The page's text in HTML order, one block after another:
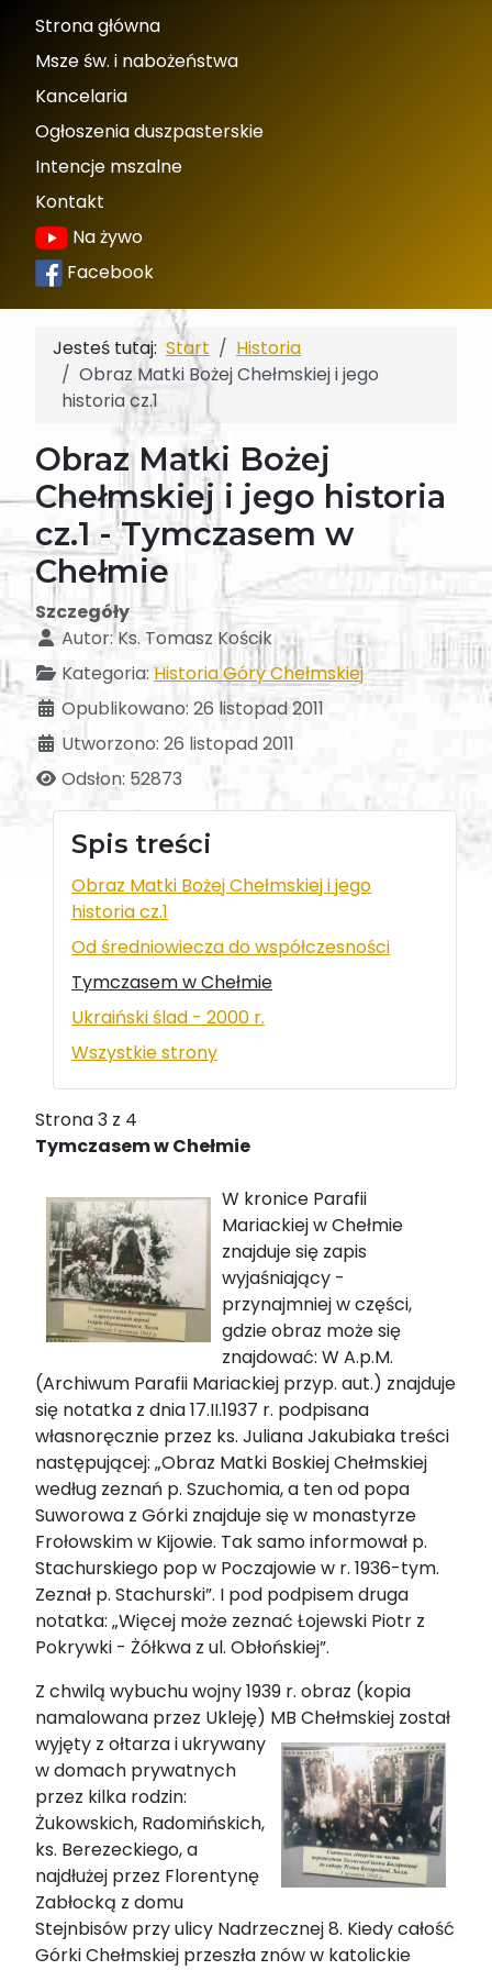
Strona główna
Msze św. i nabożeństwa
Kancelaria
Ogłoszenia duszpasterskie
Intencje mszalne
Kontakt
Na żywo
Facebook
Jesteś tutaj: Start
Historia
Obraz Matki Bożej Chełmskiej i jego
historia cz.1
Obraz Matki Bożej
Chełmskiej i jego historia
cz.1 - Tymczasem w
Chełmie
Szczegóły
Autor:Ks. Tomasz Kościk
Kategoria:Historia Góry Chełmskiej
Opublikowano: 26 listopad 2011
Utworzono: 26 listopad 2011
Odsłon: 52873
Spis treści
Obraz Matki Bożej Chełmskiej i jego
historia cz.1
Od średniowiecza do współczesności
Tymczasem w Chełmie
Ukraiński ślad - 2000 r.
Wszystkie strony
Strona 3 z 4
Tymczasem w Chełmie
W kronice Parafii
Mariackiej w Chełmie
znajduje się zapis
wyjaśniający -
przynajmniej w części,
gdzie obraz może się
znajdować: W A.p.M.
(Archiwum Parafii Mariackiej przyp. aut.) znajduje
się notatka z dnia 17.II.1937 r. podpisana
własnoręcznie przez ks. Juliana Jakubiaka treści
następującej: „Obraz Matki Boskiej Chełmskiej
według zeznań p. Szuchomia, a ten od popa
Suworowa z Górki znajduje się w monastyrze
Frołowskim w Kijowie. Tak samo informował p.
Stachurskiego pop w Poczajowie w r. 1936-tym.
Zeznał p. Stachurski”. I pod podpisem druga
notatka: „Więcej może zeznać Łojewski Piotr z
Pokrywki - Żółkwa z ul. Obłońskiej”.
Z chwilą wybuchu wojny 1939 r. obraz (kopia
namalowana przez Ukleję) MB Chełmskiej został
wyjęty z ołtarza iukrywany
w domach prywatnych
przez kilka rodzin:
Żukowskich, Radomińskich,
ks. Berezeckiego, a
najdłużej przez Florentynę
Zabłocką z domu
Stejnbisów przy ulicy Nadrzecznej 8. Kiedy całość
Górki Chełmskiej przeszła znów w katolickie